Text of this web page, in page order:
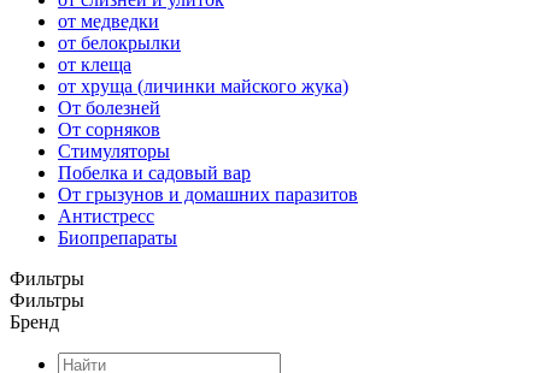
от медведки
от белокрылки
от клеща
от хруща (личинки майского жука)
От болезней
От сорняков
Стимуляторы
Побелка и садовый вар
От грызунов и домашних паразитов
Антистресс
Биопрепараты
Фильтры
Фильтры
Бренд